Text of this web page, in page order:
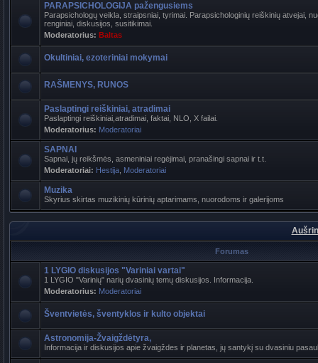
PARAPSICHOLOGIJA pažengusiems
Parapsichologų veikla, straipsniai, tyrimai. Parapsichologinių reiškinių atvejai,
renginiai, diskusijos, susitikimai.
Moderatorius: Baltas
Okultiniai, ezoteriniai mokymai
RAŠMENYS, RUNOS
Paslaptingi reiškiniai, atradimai
Paslaptingi reiškiniai,atradimai, faktai, NLO, X failai.
Moderatorius: Moderatoriai
SAPNAI
Sapnai, jų reikšmės, asmeniniai regėjimai, pranašingi sapnai ir t.t.
Moderatoriai: Hestija Moderatoriai
Muzika
Skyrius skirtas muzikinių kūrinių aptarimams, nuorodoms ir galerijoms
Forumas
1 LYGIO diskusijos "Variniai vartai"
1 LYGIO "Varinių" narių dvasinių temų diskusijos. Informacija.
Moderatorius: Moderatoriai
Šventvietės, šventyklos ir kulto objektai
Astronomija-Žvaigždėtyra,
Informacija ir diskusijos apie žvaigždes ir planetas, jų santykį su dvasiniu